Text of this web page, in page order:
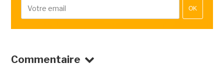
OK
Commentaire